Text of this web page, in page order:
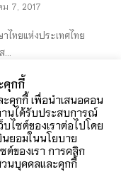
ม 7, 2017
ไทยแห่งประเทศไทย
คุกกี้
คุกกี้ เพื่อนำเสนอคอน
นได้รับประสบการณ์
ไซต์ของเราต่อไปโดย
นยอมในนโยบาย
ของเรา การคลิก
นบุคคลและคุกกี้